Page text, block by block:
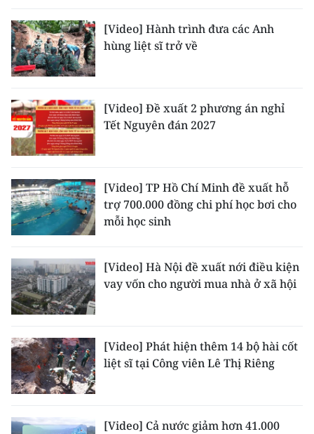
中文
FRANÇAIS
РУССКИЙ
ESPAÑOL
한국어
[Video] Hành trình đưa các Anh
hùng liệt sĩ trở về
[Video] Đề xuất 2 phương án nghỉ
Tết Nguyên đán 2027
[Video] TP Hồ Chí Minh đề xuất hỗ
trợ 700.000 đồng chi phí học bơi cho
mỗi học sinh
[Video] Hà Nội đề xuất nới điều kiện
vay vốn cho người mua nhà ở xã hội
[Video] Phát hiện thêm 14 bộ hài cốt
liệt sĩ tại Công viên Lê Thị Riêng
[Video] Cả nước giảm hơn 41.000